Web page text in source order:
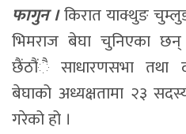
फागुन ।किरात याक्थुङ
भिमराज बेघा चुनिएका
छैंठौंै साधारणसभा तथा
बेघाको अध्यक्षतामा २३
गरेको हो ।